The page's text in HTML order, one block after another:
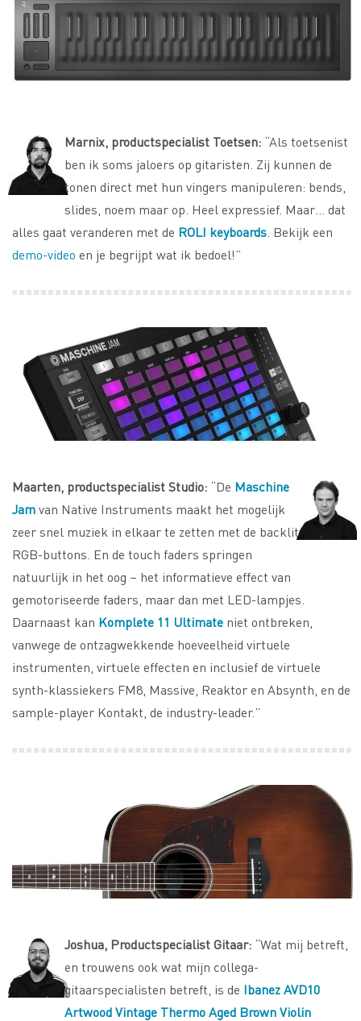
Marnix, productspecialist Toetsen: “Als toetsenist
ben ik soms jaloers op gitaristen. Zij kunnen de
tonen direct met hun vingers manipuleren: bends,
slides, noem maar op. Heel expressief. Maar… dat
alles gaat veranderen met de ROLI keyboards . Bekijk een
demo-video en je begrijpt wat ik bedoel!”
Maarten, productspecialist Studio: “De Maschine
Jamvan Native Instruments maakt het mogelijk
zeer snel muziek in elkaar te zetten met de backlit
RGB-buttons. En de touch faders springen
natuurlijk in het oog – het informatieve effect van
gemotoriseerde faders, maar dan met LED-lampjes.
Daarnaast kan Komplete 11 Ultimate niet ontbreken,
vanwege de ontzagwekkende hoeveelheid virtuele
instrumenten, virtuele effecten en inclusief de virtuele
synth-klassiekers FM8, Massive, Reaktor en Absynth, en de
sample-player Kontakt, de industry-leader.”
Joshua, Productspecialist Gitaar: “Wat mij betreft,
en trouwens ook wat mijn collega-
gitaarspecialisten betreft, is de Ibanez AVD10
Artwood Vintage Thermo Aged Brown Violin